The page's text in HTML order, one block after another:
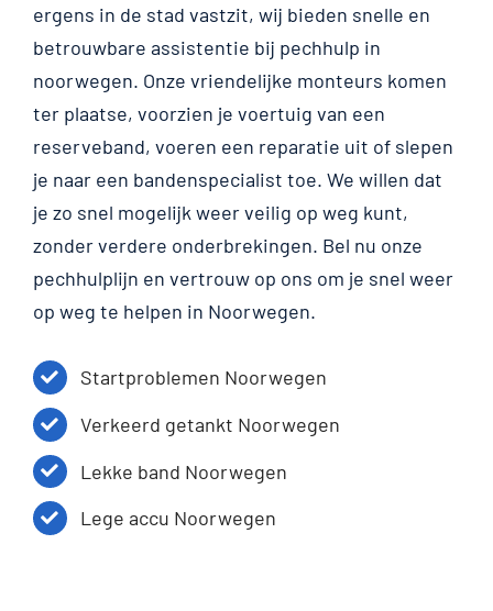
ergens in de stad vastzit, wij bieden snelle en
betrouwbare assistentie bij pechhulp in
noorwegen. Onze vriendelijke monteurs komen
ter plaatse, voorzien je voertuig van een
reserveband, voeren een reparatie uit of slepen
je naar een bandenspecialist toe. We willen dat
je zo snel mogelijk weer veilig op weg kunt,
zonder verdere onderbrekingen. Bel nu onze
pechhulplijn en vertrouw op ons om je snel weer
op weg te helpen in Noorwegen.
Startproblemen Noorwegen
Verkeerd getankt Noorwegen
Lekke band Noorwegen
Lege accu Noorwegen